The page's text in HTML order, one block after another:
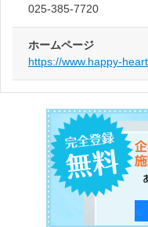
025-385-7720
ホームページ
https://www.happy-